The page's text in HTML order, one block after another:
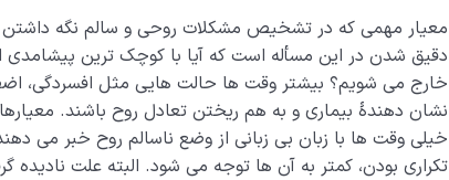
معیار مهمی که در تشخیص مشکلات روحی و سالم نگه
دقیق شدن در این مسأله است که آیا با کوچک ترین
خارج می شویم؟ بیشتر وقت ها حالت هایی مثل افسردگی،
نشان دهندۀ بیماری و به هم ریختن تعادل روح باشند.
خیلی وقت ها با زبان بی زبانی از وضع ناسالم روح خبر می
تکراری بودن، کمتر به آن ها توجه می شود. البته علت نادیده